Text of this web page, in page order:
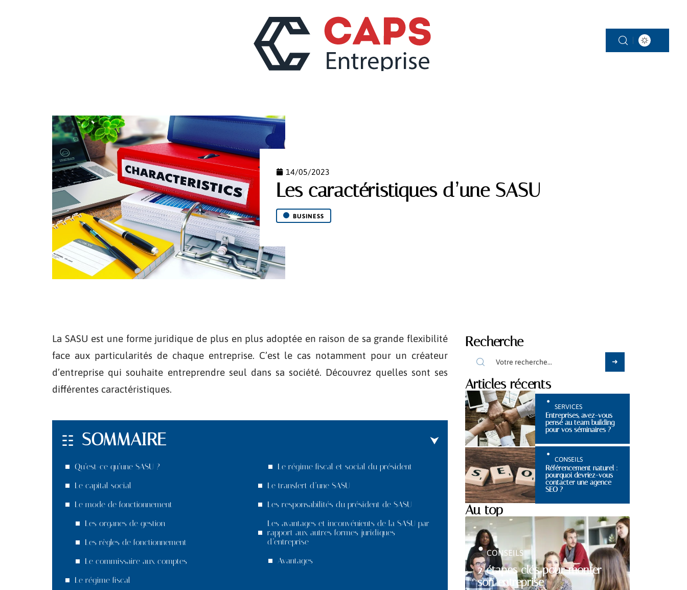
14/05/2023
Les caractéristiques d’une SASU
BUSINESS
La SASU est une forme juridique de plus en plus adoptée en raison de sa grande flexibilité
face aux particularités de chaque entreprise. C’est le cas notamment pour un créateur
d’entreprise qui souhaite entreprendre seul dans sa société. Découvrez quelles sont ses
différentes caractéristiques.
SOMMAIRE
Qu’est-ce qu’une SASU ?
Le capital social
Le mode de fonctionnement
Les organes de gestion
Les règles de fonctionnement
Le commissaire aux comptes
Le régime fiscal
Le régime fiscal et social du président
Le transfert d’une SASU
Les responsabilités du président de SASU
Les avantages et inconvénients de la SASU par
rapport aux autres formes juridiques
d’entreprise
Avantages
Recherche
Articles récents
SERVICES
Entreprises, avez-vous
pensé au team building
pour vos séminaires ?
CONSEILS
Référencement naturel :
pourquoi devriez-vous
contacter une agence
SEO ?
Au top
2 étapes clés pour monter
son entreprise
CONSEILS